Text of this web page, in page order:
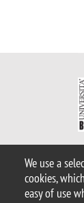
We use a
cookies,
easy of use